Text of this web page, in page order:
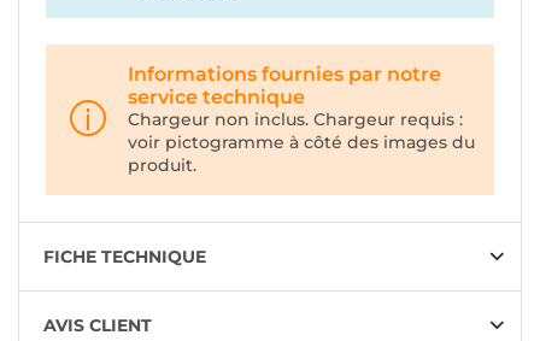
Informations fournies par notre
service technique
Chargeur non inclus. Chargeur requis :
voir pictogramme à côté des images du
produit.
FICHE TECHNIQUE
AVIS CLIENT